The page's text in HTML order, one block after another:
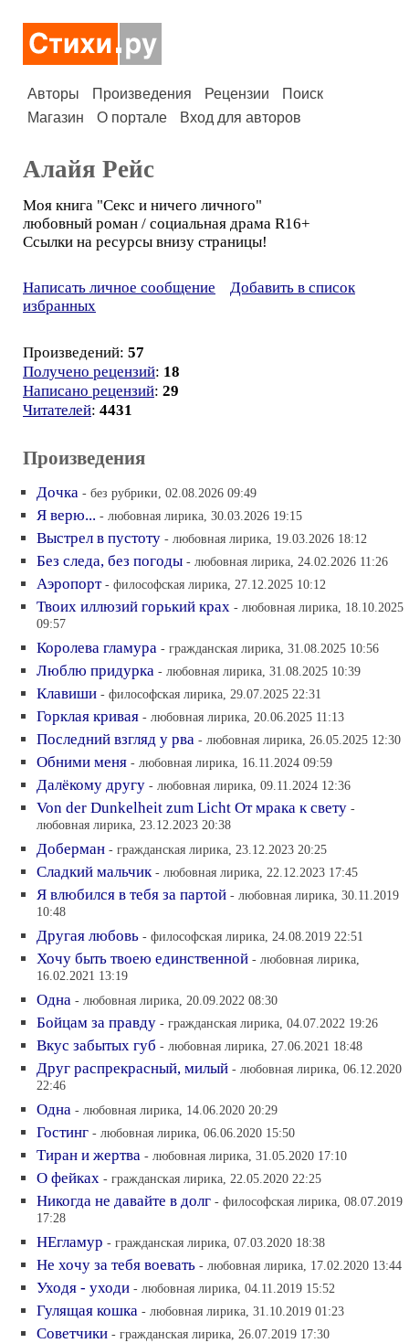
Авторы Произведения Рецензии
Поиск
Магазин
О портале Вход для авторов
Алайя Рейс
Моя книга "Секс и ничего личного"
любовный роман / социальная драма R16+
Ссылки на ресурсы внизу страницы!
Написать личное сообщение
Добавить в список
избранных
Произведений: 57
Получено рецензий: 18
Написано рецензий: 29
Читателей: 4431
Произведения
Дочка - без рубрики, 02.08.2026 09:49
Я верю... - любовная лирика, 30.03.2026 19:15
Выстрел в пустоту - любовная лирика, 19.03.2026 18:12
Без следа, без погоды - любовная лирика, 24.02.2026 11:26
Аэропорт - философская лирика, 27.12.2025 10:12
Твоих иллюзий горький крах - любовная лирика, 18.10.2025
09:57
Королева гламура - гражданская лирика, 31.08.2025 10:56
Люблю придурка - любовная лирика, 31.08.2025 10:39
Клавиши - философская лирика, 29.07.2025 22:31
Горклая кривая - любовная лирика, 20.06.2025 11:13
Последний взгляд у рва - любовная лирика, 26.05.2025 12:30
Обними меня - любовная лирика, 16.11.2024 09:59
Далёкому другу - любовная лирика, 09.11.2024 12:36
Von der Dunkelheit zum Licht От мрака к свету -
любовная лирика, 23.12.2023 20:38
Доберман - гражданская лирика, 23.12.2023 20:25
Сладкий мальчик - любовная лирика, 22.12.2023 17:45
Я влюбился в тебя за партой - любовная лирика, 30.11.2019
10:48
Другая любовь - философская лирика, 24.08.2019 22:51
Хочу быть твоею единственной - любовная лирика,
16.02.2021 13:19
Одна - любовная лирика, 20.09.2022 08:30
Бойцам за правду - гражданская лирика, 04.07.2022 19:26
Вкус забытых губ - любовная лирика, 27.06.2021 18:48
Друг распрекрасный, милый - любовная лирика, 06.12.2020
22:46
Одна - любовная лирика, 14.06.2020 20:29
Гостинг - любовная лирика, 06.06.2020 15:50
Тиран и жертва - любовная лирика, 31.05.2020 17:10
О фейках - гражданская лирика, 22.05.2020 22:25
Никогда не давайте в долг - философская лирика, 08.07.2019
17:28
НЕгламур - гражданская лирика, 07.03.2020 18:38
Не хочу за тебя воевать - любовная лирика, 17.02.2020 13:44
Уходя - уходи - любовная лирика, 04.11.2019 15:52
Гулящая кошка - любовная лирика, 31.10.2019 01:23
Советчики - гражданская лирика, 26.07.2019 17:30